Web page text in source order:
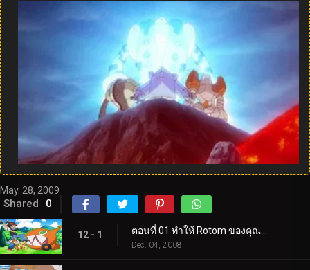
May. 28, 2009
Shared 0
12 - 1
Dec. 04, 2008